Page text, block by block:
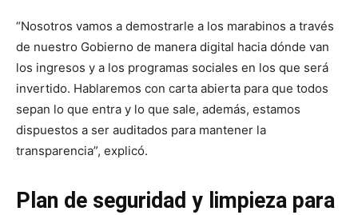
“Nosotros vamos a demostrarle a los marabinos a través
de nuestro Gobierno de manera digital hacia dónde van
los ingresos y a los programas sociales en los que será
invertido. Hablaremos con carta abierta para que todos
sepan lo que entra y lo que sale, además, estamos
dispuestos a ser auditados para mantener la
transparencia”, explicó.
Plan de seguridad y limpieza para